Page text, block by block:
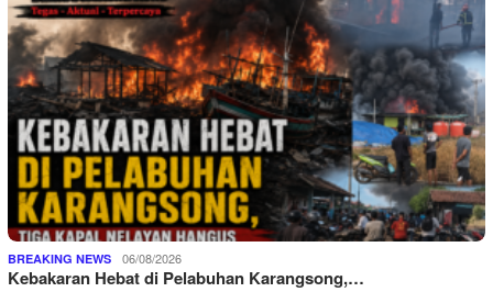
BREAKING NEWS 06/08/2026
Kebakaran Hebat di Pelabuhan Karangsong,…